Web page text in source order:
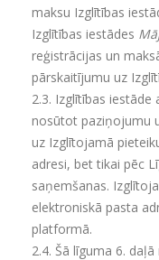
maksu Izglītības
Izglītības iestādes
reģistrācijas un
pārskaitījumu uz
2.3. Izglītības iestāde
nosūtot paziņojumu
uz Izglītojamā
adresi, bet tikai pēc
saņemšanas.
elektroniskā pasta
platformā.
2.4. Šā līguma 6. daļā